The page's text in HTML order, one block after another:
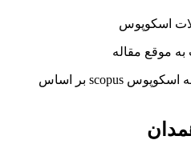
اسکوپوس
به موقع مقاله
پیگیری چاپ مقاله از مجله اسکوپوس scopus بر اساس